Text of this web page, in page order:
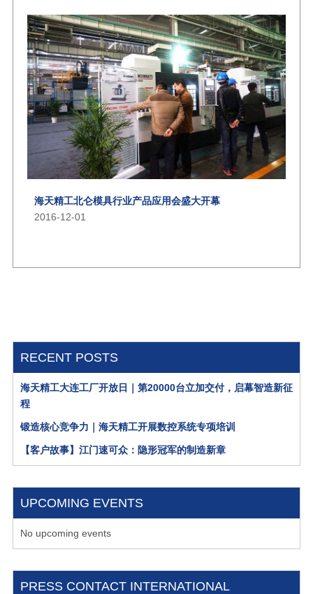
海天精工北仑模具行业产品应用会盛大开幕
2016-12-01
RECENT POSTS
海天精工大连工厂开放日｜第20000台立加交付，启幕智造新征
程
锻造核心竞争力｜海天精工开展数控系统专项培训
【客户故事】江门速可众：隐形冠军的制造新章
UPCOMING EVENTS
No upcoming events
PRESS CONTACT INTERNATIONAL